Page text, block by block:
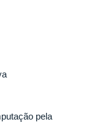
pela